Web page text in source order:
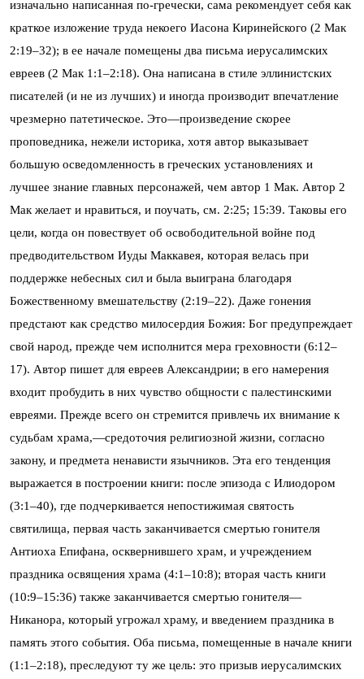
изначально написанная по-гречески, сама рекомендует себя как
краткое изложение труда некоего Иасона Киринейского (2 Мак
2:19–32); в ее начале помещены два письма иерусалимских
евреев (2 Мак 1:1–2:18). Она написана в стиле эллинистских
писателей (и не из лучших) и иногда производит впечатление
чрезмерно патетическое. Это—произведение скорее
проповедника, нежели историка, хотя автор выказывает
большую осведомленность в греческих установлениях и
лучшее знание главных персонажей, чем автор 1 Мак. Автор 2
Мак желает и нравиться, и поучать, см. 2:25; 15:39. Таковы его
цели, когда он повествует об освободительной войне под
предводительством Иуды Маккавея, которая велась при
поддержке небесных сил и была выиграна благодаря
Божественному вмешательству (2:19–22). Даже гонения
предстают как средство милосердия Божия: Бог предупреждает
свой народ, прежде чем исполнится мера греховности (6:12–
17). Автор пишет для евреев Александрии; в его намерения
входит пробудить в них чувство общности с палестинскими
евреями. Прежде всего он стремится привлечь их внимание к
судьбам храма,—средоточия религиозной жизни, согласно
закону, и предмета ненависти язычников. Эта его тенденция
выражается в построении книги: после эпизода с Илиодором
(3:1–40), где подчеркивается непостижимая святость
святилища, первая часть заканчивается смертью гонителя
Антиоха Епифана, осквернившего храм, и учреждением
праздника освящения храма (4:1–10:8); вторая часть книги
(10:9–15:36) также заканчивается смертью гонителя—
Никанора, который угрожал храму, и введением праздника в
память этого события. Оба письма, помещенные в начале книги
(1:1–2:18), преследуют ту же цель: это призыв иерусалимских